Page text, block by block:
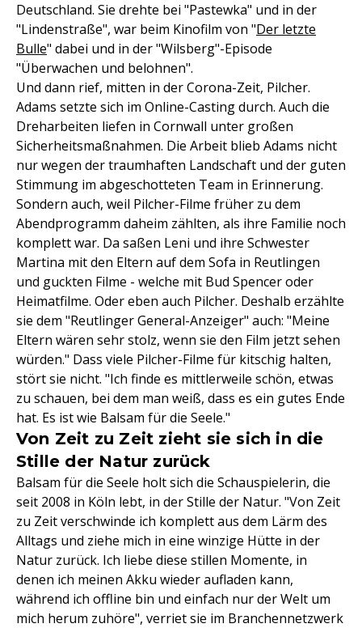
Deutschland. Sie drehte bei "Pastewka" und in der
"Lindenstraße", war beim Kinofilm von "Der letzte
Bulle" dabei und in der "Wilsberg"-Episode
"Überwachen und belohnen".
Und dann rief, mitten in der Corona-Zeit, Pilcher.
Adams setzte sich im Online-Casting durch. Auch die
Dreharbeiten liefen in Cornwall unter großen
Sicherheitsmaßnahmen. Die Arbeit blieb Adams nicht
nur wegen der traumhaften Landschaft und der guten
Stimmung im abgeschotteten Team in Erinnerung.
Sondern auch, weil Pilcher-Filme früher zu dem
Abendprogramm daheim zählten, als ihre Familie noch
komplett war. Da saßen Leni und ihre Schwester
Martina mit den Eltern auf dem Sofa in Reutlingen
und guckten Filme - welche mit Bud Spencer oder
Heimatfilme. Oder eben auch Pilcher. Deshalb erzählte
sie dem "Reutlinger General-Anzeiger" auch: "Meine
Eltern wären sehr stolz, wenn sie den Film jetzt sehen
würden." Dass viele Pilcher-Filme für kitschig halten,
stört sie nicht. "Ich finde es mittlerweile schön, etwas
zu schauen, bei dem man weiß, dass es ein gutes Ende
hat. Es ist wie Balsam für die Seele."
Von Zeit zu Zeit zieht sie sich in die
Stille der Natur zurück
Balsam für die Seele holt sich die Schauspielerin, die
seit 2008 in Köln lebt, in der Stille der Natur. "Von Zeit
zu Zeit verschwinde ich komplett aus dem Lärm des
Alltags und ziehe mich in eine winzige Hütte in der
Natur zurück. Ich liebe diese stillen Momente, in
denen ich meinen Akku wieder aufladen kann,
während ich offline bin und einfach nur der Welt um
mich herum zuhöre", verriet sie im Branchennetzwerk